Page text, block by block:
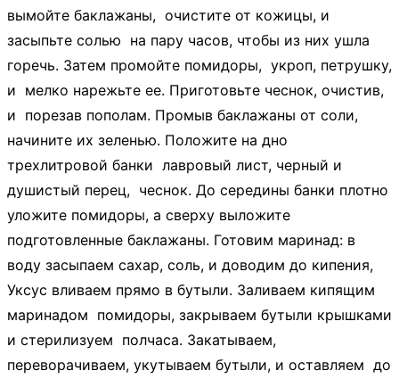
вымойте баклажаны, очистите от кожицы, и
засыпьте солью на пару часов, чтобы из них ушла
горечь. Затем промойте помидоры, укроп, петрушку,
и мелко нарежьте ее. Приготовьте чеснок, очистив,
и порезав пополам. Промыв баклажаны от соли,
начините их зеленью. Положите на дно
трехлитровой банки лавровый лист, черный и
душистый перец, чеснок. До середины банки плотно
уложите помидоры, а сверху выложите
подготовленные баклажаны. Готовим маринад: в
воду засыпаем сахар, соль, и доводим до кипения,
Уксус вливаем прямо в бутыли. Заливаем кипящим
маринадом помидоры, закрываем бутыли крышками
и стерилизуем полчаса. Закатываем,
переворачиваем, укутываем бутыли, и оставляем до